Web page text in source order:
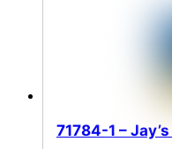
71784-1 –